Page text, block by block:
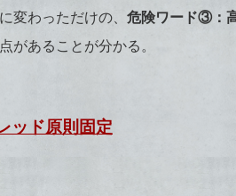
変わっただけの、 危険ワード③：
があることが分かる。
ッド原則固定